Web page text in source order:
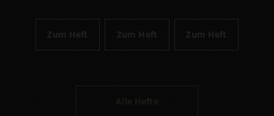
Zum Heft Zum Heft Zum Heft